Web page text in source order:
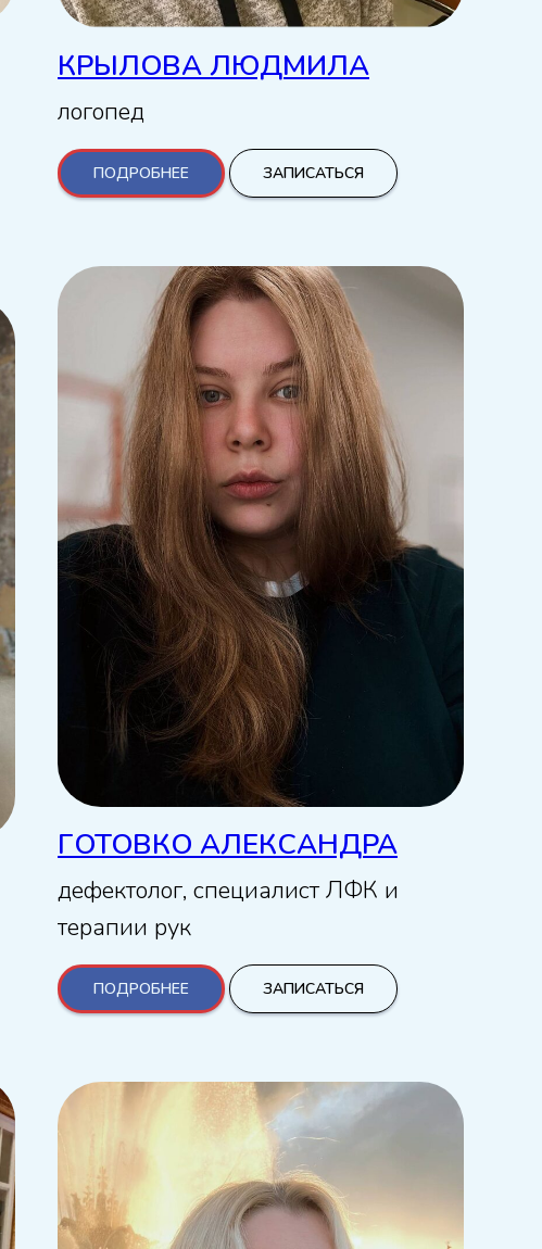
КРЫЛОВА ЛЮДМИЛА
логопед
ПОДРОБНЕЕ ЗАПИСАТЬСЯ
ГОТОВКО АЛЕКСАНДРА
дефектолог, специалист ЛФК и
терапии рук
ПОДРОБНЕЕ ЗАПИСАТЬСЯ